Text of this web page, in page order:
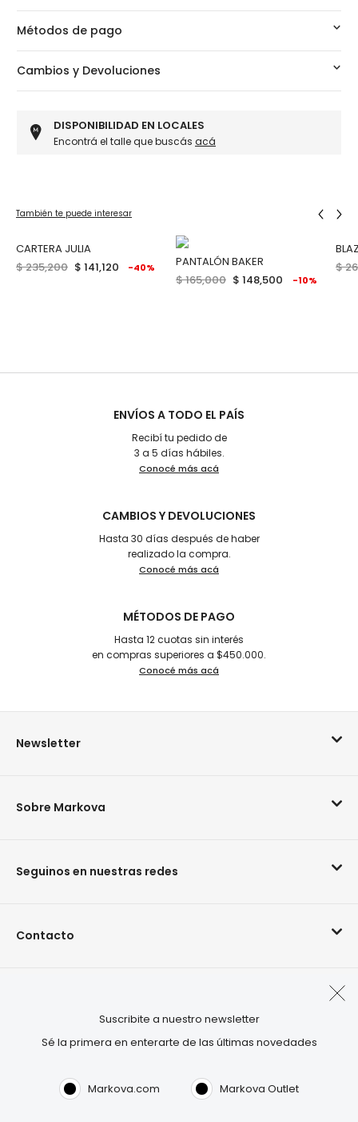
Métodos de pago
Cambios y Devoluciones
DISPONIBILIDAD EN LOCALES
Encontrá el talle que buscás acá
También te puede interesar
CARTERA JULIA
$ 235,200 $ 141,120 -40%
PANTALÓN BAKER
$ 165,000 $ 148,500 -10%
$
ENVÍOS A TODO EL PAÍS
Recibí tu pedido de
3 a 5 días hábiles.
Conocé más acá
CAMBIOS Y DEVOLUCIONES
Hasta 30 días después de haber
realizado la compra.
Conocé más acá
MÉTODOS DE PAGO
Hasta 12 cuotas sin interés
en compras superiores a $450.000.
Conocé más acá
Newsletter
Sobre Markova
Seguinos en nuestras redes
Contacto
Suscribite a nuestro newsletter
Sé la primera en enterarte de las últimas novedades
Markova.com Markova Outlet